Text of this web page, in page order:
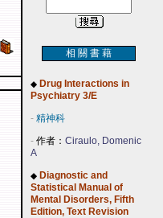
相 關 書 藉
◆ Drug Interactions in
Psychiatry 3/E
- 精神科
- 作者： Ciraulo, Domenic
A
◆ Diagnostic and
Statistical Manual of
Mental Disorders, Fifth
Edition, Text Revision